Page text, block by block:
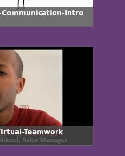
Intro
Teamwork